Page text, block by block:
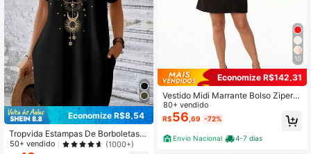
Economize R$8,54
Tropvida Estampas De Borboletas
Manga De Asa De Morcego Vestido
50+ vendido (1000+)
10
Economize R$142,31
Vestido Midi Marrante Bolso Ziper A
lta Costura Blogueira Tendencia QU
EIMA DE ESTOQUE
80+ vendido
R$56,69 -72%
Envio Nacional 4-7 dias